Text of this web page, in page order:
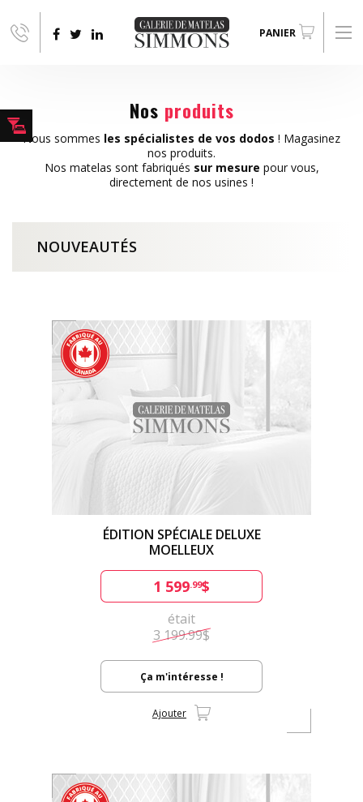
PANIER
Nos produits
Nous sommes les spécialistes de vos dodos ! Magasinez
nos produits.
Nos matelas sont fabriqués sur mesure pour vous,
directement de nos usines !
NOUVEAUTÉS
ÉDITION SPÉCIALE DELUXE
MOELLEUX
1 599.99$
était
3 199.99$
Ça m'intéresse !
Ajouter